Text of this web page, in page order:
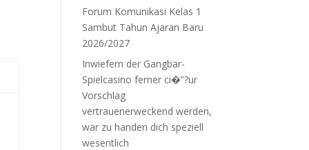
Forum Komunikasi Kelas 1
Sambut Tahun Ajaran Baru
2026/2027
Inwiefern der Gangbar-
Spielcasino ferner ci�”?ur
Vorschlag
vertrauenerweckend werden,
war zu handen dich speziell
wesentlich